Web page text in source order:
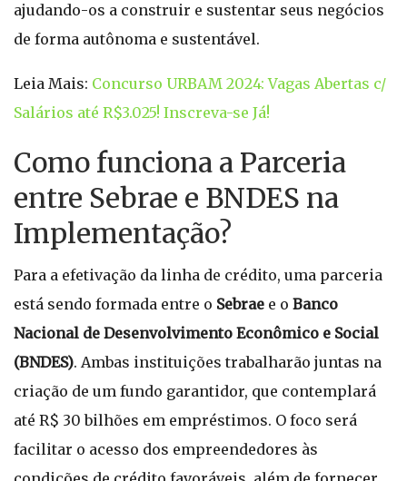
ajudando-os a construir e sustentar seus negócios
de forma autônoma e sustentável.
Leia Mais: Concurso URBAM 2024: Vagas Abertas c/
Salários até R$3.025! Inscreva-se Já!
Como funciona a Parceria
entre Sebrae e BNDES na
Implementação?
Para a efetivação da linha de crédito, uma parceria
está sendo formada entre o Sebrae e o Banco
Nacional de Desenvolvimento Econômico e Social
(BNDES). Ambas instituições trabalharão juntas na
criação de um fundo garantidor, que contemplará
até R$ 30 bilhões em empréstimos. O foco será
facilitar o acesso dos empreendedores às